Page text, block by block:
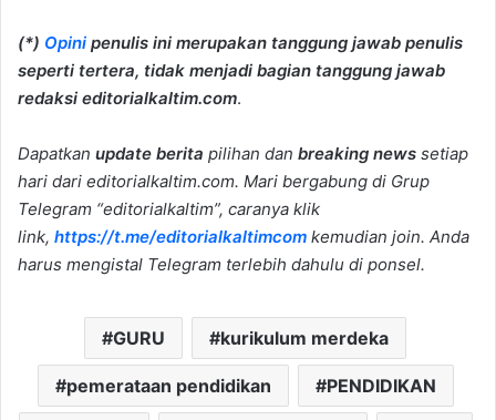
(*) Opini penulis ini merupakan tanggung jawab penulis
seperti tertera, tidak menjadi bagian tanggung jawab
redaksi editorialkaltim.com.
Dapatkan update berita pilihan dan breaking news setiap
hari dari editorialkaltim.com. Mari bergabung di Grup
Telegram “editorialkaltim”, caranya klik
link, https://t.me/editorialkaltimcom kemudian join. Anda
harus mengistal Telegram terlebih dahulu di ponsel.
GURU kurikulum merdeka
pemerataan pendidikan PENDIDIKAN